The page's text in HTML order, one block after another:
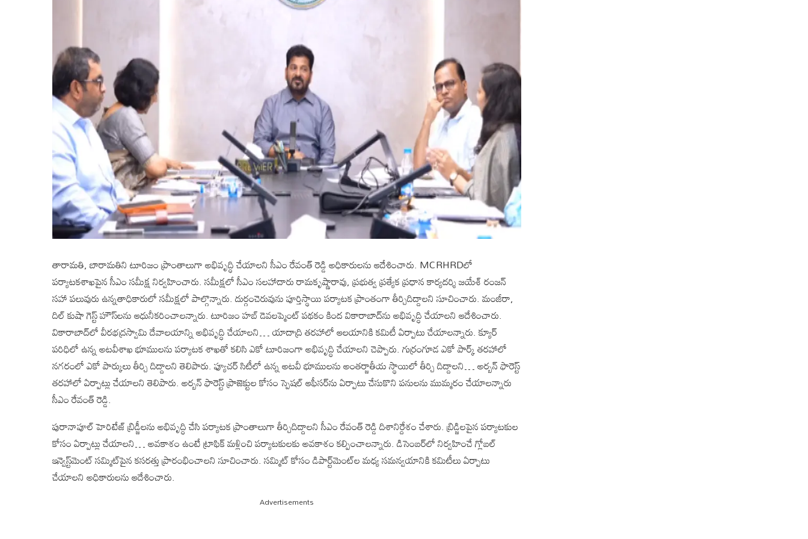
తారామతి, బారామతిని టూరిజం ప్రాంతాలుగా అభివృద్ధి చేయాలని సీఎం రేవంత్ రెడ్డి అధికారులను ఆదేశించారు. MCRHRDలో
పర్యాటకశాఖపైన సీఎం సమీక్ష నిర్వహించారు. సమీక్షలో సీఎం సలహాదారు రామకృష్ణారావు, ప్రభుత్వ ప్రత్యేక ప్రధాన కార్యదర్శి జయేశ్ రంజన్
సహా పలువురు ఉన్నతాధికారులో సమీక్షలో పాల్గొన్నారు. దుర్గంచెరువును పూర్తిస్థాయి పర్యాటక ప్రాంతంగా తీర్చిదిద్దాలని సూచించారు. మంజీరా,
దిల్ కుషా గెస్ట్ హౌస్‌లను ఆధునీకరించాలన్నారు. టూరిజం హబ్ డెవలప్మెంట్ పథకం కింద వికారాబాద్‌ను అభివృద్ధి చేయాలని ఆదేశించారు.
వికారాబాద్‌లో వీరభద్రస్వామి దేవాలయాన్ని అభివృద్ధి చేయాలని… యాదాద్రి తరహాలో ఆలయానికి కమిటీ ఏర్పాటు చేయాలన్నారు. క్యూర్
పరిధిలో ఉన్న అటవీశాఖ భూములను పర్యాటక శాఖతో కలిసి ఎకో టూరిజంగా అభివృద్ధి చేయాలని చెప్పారు. గుర్రంగూడ ఎకో పార్క్ తరహాలో
నగరంలో ఎకో పార్కులు తీర్చి దిద్దాలని తెలిపారు. ఫ్యూచర్ సిటీలో ఉన్న అటవీ భూములను అంతర్జాతీయ స్థాయిలో తీర్చి దిద్దాలని… అర్బన్ ఫారెస్ట్
తరహాలో ఏర్పాట్లు చేయాలని తెలిపారు. అర్బన్ ఫారెస్ట్ ప్రాజెక్టుల కోసం స్పెషల్ ఆఫీసర్‌ను ఏర్పాటు చేసుకొని పనులను ముమ్మరం చేయాలన్నారు
సీఎం రేవంత్ రెడ్డి.
పురానాపూల్ హెరిటేజ్ బ్రిడ్జీలను అభివృద్ధి చేసి పర్యాటక ప్రాంతాలుగా తీర్చిదిద్దాలని సీఎం రేవంత్ రెడ్డి దిశానిర్దేశం చేశారు. బ్రిడ్జిలపైన పర్యాటకుల
కోసం ఏర్పాట్లు చేయాలని… అవకాశం ఉంటే ట్రాఫిక్ మళ్లించి పర్యాటకులకు అవకాశం కల్పించాలన్నారు. డిసెంబర్‌లో నిర్వహించే గ్లోబల్
ఇన్వెస్ట్‌మెంట్ సమ్మిట్‌పైన కసరత్తు ప్రారంభించాలని సూచించారు. సమ్మిట్ కోసం డిపార్ట్‌మెంట్‌ల మధ్య సమన్వయానికి కమిటీలు ఏర్పాటు
చేయాలని అధికారులను ఆదేశించారు.
Advertisements